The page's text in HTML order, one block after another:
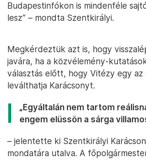
Budapestinfókon is mindenféle
lesz” – mondta Szentkirályi.
Megkérdeztük azt is, hogy
javára, ha a közvélemény-
választás előtt, hogy Vitézy egy az
leválthatja Karácsonyt.
„Egyáltalán nem tartom
engem elüssön a sárga
– jelentette ki Szentkirályi
mondatára utalva. A